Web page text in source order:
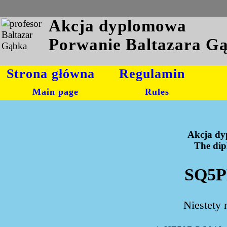
Akcja dyplomowa
Porwanie Baltazara
Strona główna
Main page
Regulamin
Rules
Akcja
The
Niestety